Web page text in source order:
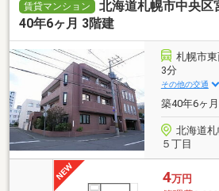
賃貸マンション
北海道札幌市中央区
40年6ヶ月 3階建
札幌市
3分
その他の交通
築40年6ヶ
北海道
５丁目
4万円